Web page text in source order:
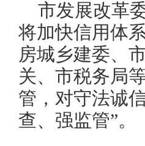
市发展改革
将加快信用体
房城乡建委、
关、市税务局
管，对守法诚
查、强监管”。